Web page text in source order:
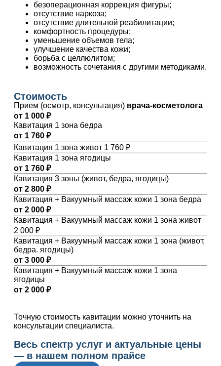
безоперационная коррекция фигуры;
отсутствие наркоза;
отсутствие длительной реабилитации;
комфортность процедуры;
уменьшение объемов тела;
улучшение качества кожи;
борьба с целлюлитом;
возможность сочетания с другими методиками.
Стоимость
Прием (осмотр, консультация) врача-косметолога
от 1 000 ₽
Кавитация 1 зона бедра
от 1 760 ₽
Кавитация 1 зона живот 1 760 ₽
Кавитация 1 зона ягодицы
от 1 760 ₽
Кавитация 3 зоны (живот, бедра, ягодицы)
от 2 800 ₽
Кавитация + Вакуумный массаж кожи 1 зона бедра
от 2 000 ₽
Кавитация + Вакуумный массаж кожи 1 зона живот
2 000 ₽
Кавитация + Вакуумный массаж кожи 1 зона (живот,
бедра. ягодицы)
от 3 000 ₽
Кавитация + Вакуумный массаж кожи 1 зона
ягодицы
от 2 000 ₽
Точную стоимость кавитации можно уточнить на
консультации специалиста.
Весь спектр услуг и актуальные цены
— в нашем полном прайсе